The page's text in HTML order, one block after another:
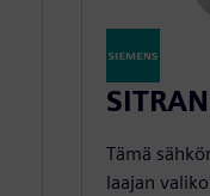
Tämä
laajan